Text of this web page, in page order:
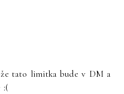
tato limitka bude v DM a
:(